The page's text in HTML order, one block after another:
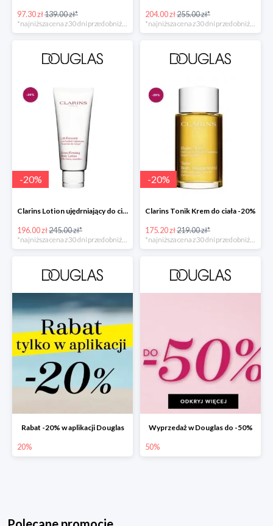
97.30 zł139.00 zł* 204.00 zł255.00 zł*
-20%
Clarins Lotion ujędrniający do ciała -20%
196.00 zł245.00 zł*
*najniższa cena z 30 dni przed obniżką
-20%
Clarins Tonik Krem do ciała -20%
175.20 zł219.00 zł*
*najniższa cena z 30 dni przed obniżką
Rabat -20% w aplikacji Douglas
20%
Wyprzedaż w Douglas do -50%
50%